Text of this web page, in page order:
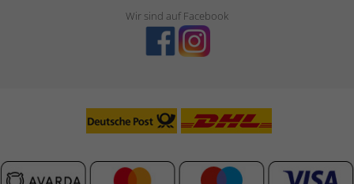
Wir sind auf Facebook